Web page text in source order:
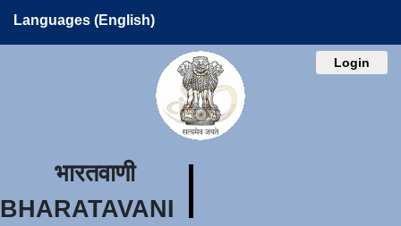
Languages (English)
Login
भारतवाणी
BHARATAVANI